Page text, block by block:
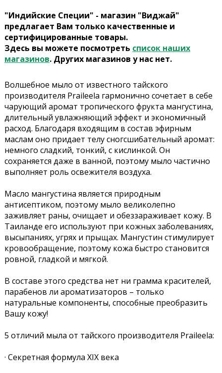
"Индийские Специи" - магазин "Виджай"
предлагает Вам только качественные и
сертифицированные товары.
Здесь вы можете посмотреть список наших
магазинов. Других магазинов у нас нет.
Волшебное мыло от известного тайского
производителя Praileela гармонично сочетает в себе
чарующий аромат тропического фрукта мангустина,
длительный увлажняющий эффект и экономичный
расход. Благодаря входящим в состав эфирным
маслам оно придает телу сногсшибательный аромат:
немного сладкий, тонкий, с кислинкой. Он
сохраняется даже в ванной, поэтому мыло частично
выполняет роль освежителя воздуха.
Масло мангустина является природным
антисептиком, поэтому мыло великолепно
заживляет раны, очищает и обеззараживает кожу. В
Таиланде его используют при кожных заболеваниях,
высыпаниях, угрях и прыщах. Мангустин стимулирует
кровообращение, поэтому кожа быстро становится
ровной, гладкой и мягкой.
В составе этого средства нет ни грамма красителей,
парабенов ли ароматизаторов – только
натуральные компоненты, способные преобразить
Вашу кожу!
5 отличий мыла от тайского производителя Praileela:
· Секретная формула ХIХ века